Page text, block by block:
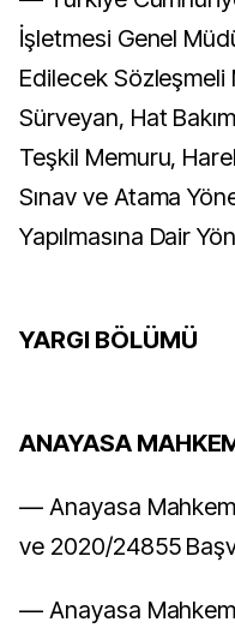
İşletmesi Genel
Edilecek Sözleşmeli
Sürveyan, Hat
Teşkil Memuru,
Sınav ve Atama
Yapılmasına Dair
YARGI BÖLÜMÜ
ANAYASA
–– Anayasa
ve 2020/24855
–– Anayasa